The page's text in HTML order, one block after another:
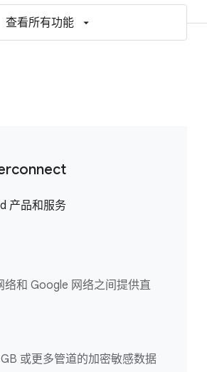
查看所有功能
产品和服务
络和 Google 网络之间提供直
或更多管道的加密敏感数据